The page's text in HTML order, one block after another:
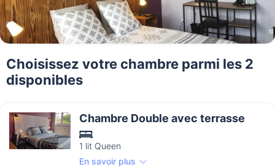
Choisissez votre chambre parmi les 2
disponibles
Chambre Double avec terrasse
1 lit Queen
En savoir plus